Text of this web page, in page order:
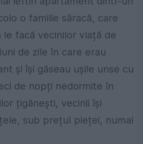
o familie săracă, care
le facă vecinilor viață de
de zile în care erau
și își găseau ușile unse cu
de nopți nedormite în
țigănești, vecinii își
sub prețul pieței, numai